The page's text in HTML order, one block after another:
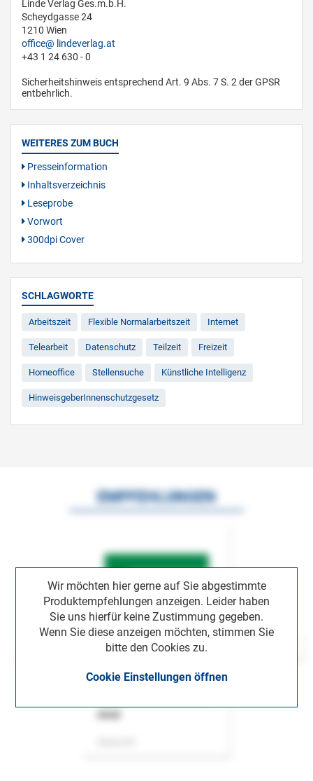
Linde Verlag Ges.m.b.H.
Scheydgasse 24
1210 Wien
office
lindeverlag.at
+43 1 24 630 - 0
Sicherheitshinweis entsprechend Art. 9 Abs. 7 S. 2 der GPSR
entbehrlich.
WEITERES ZUM BUCH
Presseinformation
Inhaltsverzeichnis
Leseprobe
Vorwort
300dpi Cover
SCHLAGWORTE
Arbeitszeit Flexible Normalarbeitszeit Internet
Telearbeit Datenschutz Teilzeit Freizeit
Homeoffice Stellensuche Künstliche Intelligenz
HinweisgeberInnenschutzgesetz
Wir möchten hier gerne auf Sie abgestimmte
Produktempfehlungen anzeigen. Leider haben
Sie uns hierfür keine Zustimmung gegeben.
Wenn Sie diese anzeigen möchten, stimmen Sie
bitte den Cookies zu.
Cookie Einstellungen öffnen
EMPFEHLUNGEN